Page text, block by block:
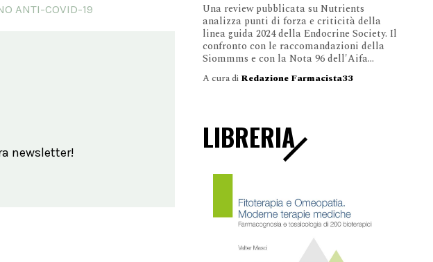
ANTI-COVID-19
newsletter!
Una review pubblicata su Nutrients
analizza punti di forza e criticità della
linea guida 2024 della Endocrine Society. Il
confronto con le raccomandazioni della
Siommms e con la Nota 96 dell'Aifa...
A cura di Redazione Farmacista33
LIBRERIA